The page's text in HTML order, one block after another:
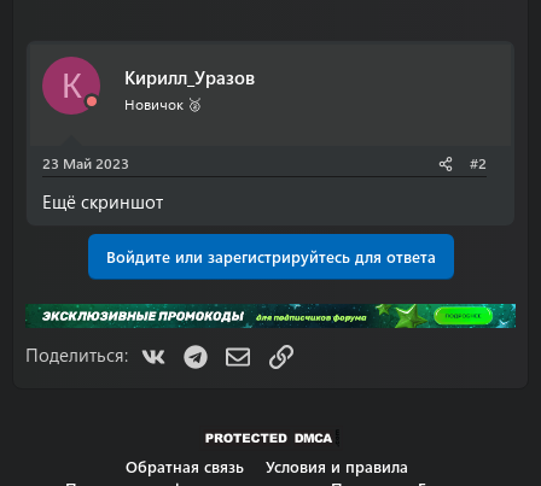
К Кирилл_Уразов
Новичок 🥈
23 Май 2023 #2
Ещё скриншот
Войдите или зарегистрируйтесь для ответа
Поделиться: VK TelegramЭлектронная почта
Ссылка
Обратная связь
Условия и правила